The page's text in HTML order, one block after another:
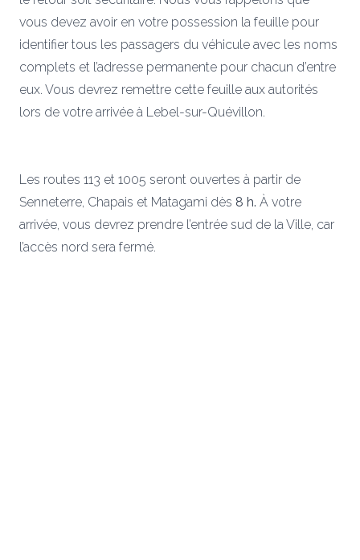
vous devez avoir en votre possession la feuille pour
identifier tous les passagers du véhicule avec les noms
complets et l’adresse permanente pour chacun d’entre
eux. Vous devrez remettre cette feuille aux autorités
lors de votre arrivée à Lebel-sur-Quévillon.
Les routes 113 et 1005 seront ouvertes à partir de
Senneterre, Chapais et Matagami dès 8 h. À votre
arrivée, vous devrez prendre l’entrée sud de la Ville, car
l’accès nord sera fermé.